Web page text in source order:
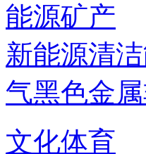
能源矿产
新能源清
气黑色金属
文化体育